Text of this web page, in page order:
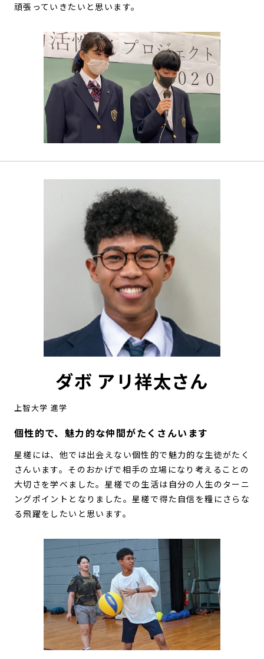
頑張っていきたいと思います。
ダボ アリ祥太さん
上智大学 進学
個性的で、魅力的な仲間がたくさんいます
星槎には、他では出会えない個性的で魅力的な生徒がたく
さんいます。そのおかげで相手の立場になり考えることの
大切さを学べました。星槎での生活は自分の人生のターニ
ングポイントとなりました。星槎で得た自信を糧にさらな
る飛躍をしたいと思います。